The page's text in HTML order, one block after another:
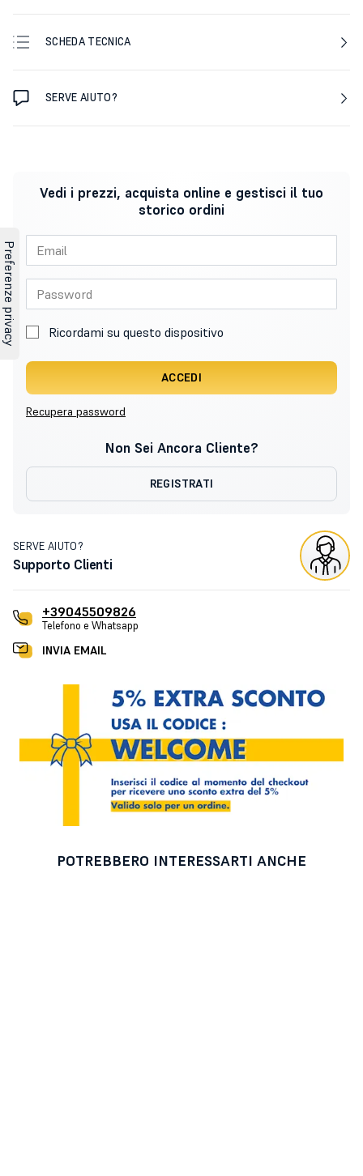
SCHEDA TECNICA
SERVE AIUTO?
Vedi i prezzi, acquista online e gestisci il tuo
storico ordini
Ricordami su questo dispositivo
ACCEDI
Recupera password
Non Sei Ancora Cliente?
REGISTRATI
SERVE AIUTO?
Supporto Clienti
+39045509826
Telefono e Whatsapp
INVIA EMAIL
POTREBBERO INTERESSARTI ANCHE